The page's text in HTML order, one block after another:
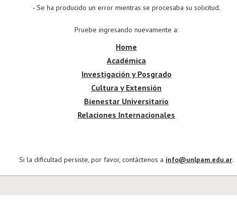
- Se ha producido un error mientras se procesaba su solicitud.
Pruebe ingresando nuevamente a:
Home
Académica
Investigación y Posgrado
Cultura y Extensión
Bienestar Universitario
Relaciones Internacionales
Si la dificultad persiste, por favor, contáctenos a info@unlpam.edu.ar.